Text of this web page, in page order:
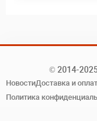
© 2014-
НовостиДоставка и
Политика